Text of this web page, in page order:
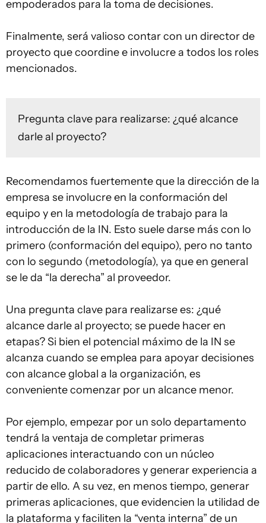
empoderados para la toma de decisiones.
Finalmente, será valioso contar con un director de
proyecto que coordine e involucre a todos los roles
mencionados.
Pregunta clave para realizarse: ¿qué alcance
darle al proyecto?
Recomendamos fuertemente que la dirección de la
empresa se involucre en la conformación del
equipo y en la metodología de trabajo para la
introducción de la IN. Esto suele darse más con lo
primero (conformación del equipo), pero no tanto
con lo segundo (metodología), ya que en general
se le da “la derecha” al proveedor.
Una pregunta clave para realizarse es: ¿qué
alcance darle al proyecto; se puede hacer en
etapas? Si bien el potencial máximo de la IN se
alcanza cuando se emplea para apoyar decisiones
con alcance global a la organización, es
conveniente comenzar por un alcance menor.
Por ejemplo, empezar por un solo departamento
tendrá la ventaja de completar primeras
aplicaciones interactuando con un núcleo
reducido de colaboradores y generar experiencia a
partir de ello. A su vez, en menos tiempo, generar
primeras aplicaciones, que evidencien la utilidad de
la plataforma y faciliten la “venta interna” de un